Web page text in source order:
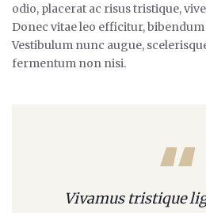
odio, placerat ac risus tristique,
Donec vitae leo efficitur,
Vestibulum nunc augue,
fermentum non nisi.
Vivamus tristique